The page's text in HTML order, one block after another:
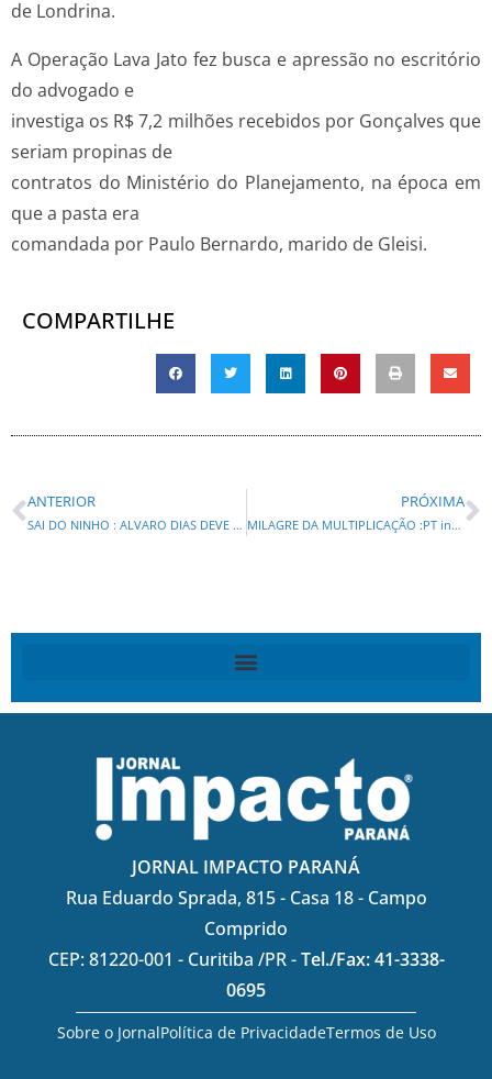
de Londrina.
A Operação Lava Jato fez busca e apressão no escritório
do advogado e
investiga os R$ 7,2 milhões recebidos por Gonçalves que
seriam propinas de
contratos do Ministério do Planejamento, na época em
que a pasta era
comandada por Paulo Bernardo, marido de Gleisi.
COMPARTILHE
ANTERIOR
SAI DO NINHO : ALVARO DIAS DEVE DEIXAR PSDB E IR PARA O PSB
PRÓXIMA
MILAGRE DA MULTIPLICAÇÃO :PT infla ato pró-Dilma no photoshop
JORNAL IMPACTO PARANÁ
Rua Eduardo Sprada, 815 - Casa 18 - Campo
Comprido
CEP: 81220-001 - Curitiba /PR -Tel./Fax: 41-3338-
0695
Sobre o JornalPolítica de PrivacidadeTermos de Uso